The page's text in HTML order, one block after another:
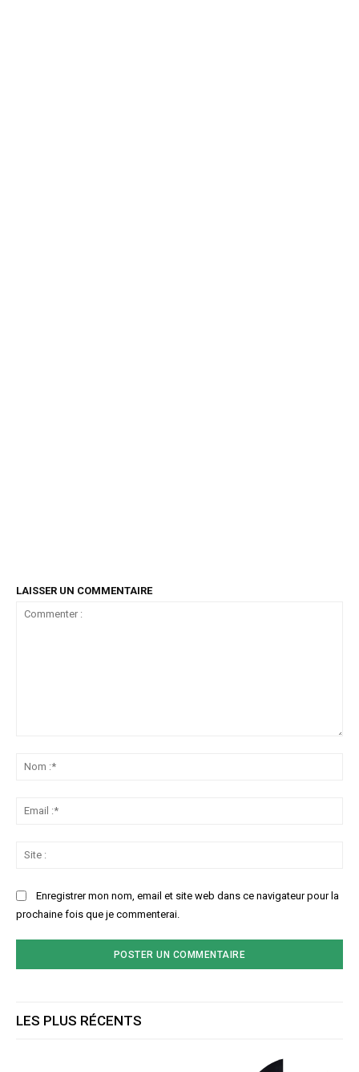
LAISSER UN COMMENTAIRE
Enregistrer mon nom, email et site web dans ce navigateur pour la
prochaine fois que je commenterai.
LES PLUS RÉCENTS